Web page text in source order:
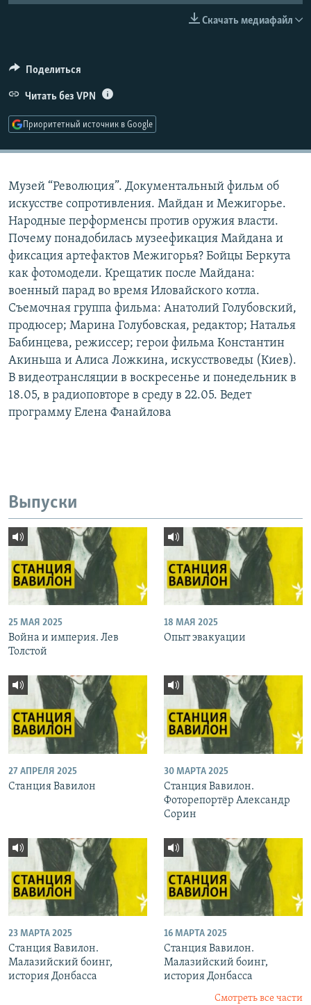
СОЦИАЛЬНЫЕ СЕТИ
Скачать медиафайл
Поделиться
Читать без VPN
Приоритетный источник в Google
Музей “Революция”. Документальный фильм об
искусстве сопротивления. Майдан и Межигорье.
Народные перформенсы против оружия власти.
Почему понадобилась музеефикация Майдана и
фиксация артефактов Межигорья? Бойцы Беркута
как фотомодели. Крещатик после Майдана:
военный парад во время Иловайского котла.
Съемочная группа фильма: Анатолий Голубовский,
продюсер; Марина Голубовская, редактор; Наталья
Бабинцева, режиссер; герои фильма Константин
Акиньша и Алиса Ложкина, искусствоведы (Киев).
В видеотрансляции в воскресенье и понедельник в
18.05, в радиоповторе в среду в 22.05. Ведет
программу Елена Фанайлова
Выпуски
25 МАЯ 2025
Война и империя. Лев
Толстой
18 МАЯ 2025
Опыт эвакуации
27 АПРЕЛЯ 2025
Станция Вавилон
30 МАРТА 2025
Станция Вавилон.
Фоторепортёр Александр
Сорин
23 МАРТА 2025
Станция Вавилон.
Малазийский боинг,
история Донбасса
16 МАРТА 2025
Станция Вавилон.
Малазийский боинг,
история Донбасса
Смотреть все части